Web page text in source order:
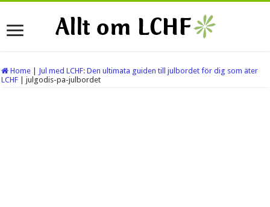
Home
Jul med LCHF: Den ultimata guiden till julbordet för dig som äter
LCHF
julgodis-pa-julbordet